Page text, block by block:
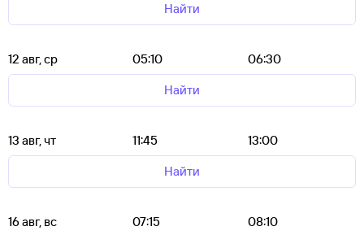
Найти
12 авг, ср 05:10
06:30
Найти
13 авг, чт 11:45
13:00
Найти
16 авг, вс 07:15
08:10